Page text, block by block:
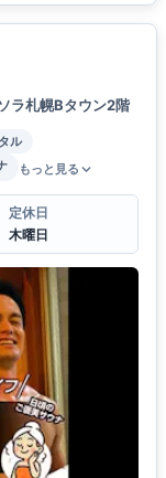
ラ札幌Bタウン2階
ル
もっと見る
定休日
木曜日